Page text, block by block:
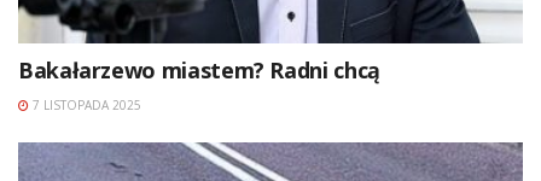
Bakałarzewo miastem? Radni chcą
7 LISTOPADA 2025